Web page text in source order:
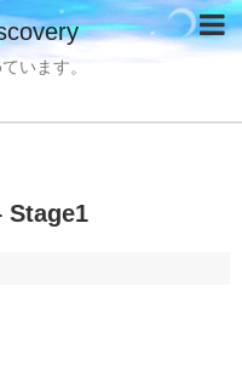
います。
Stage1